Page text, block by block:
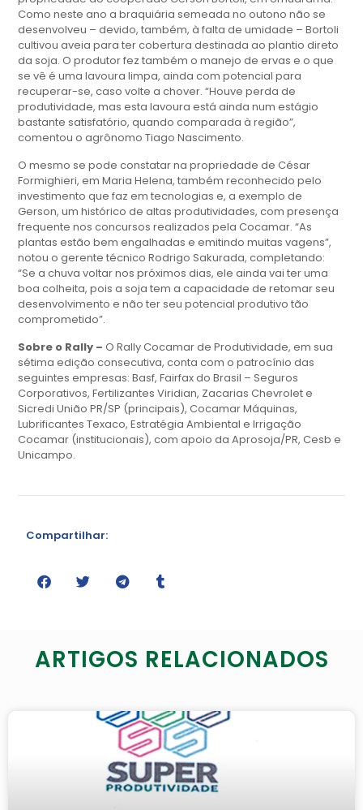
Como neste ano a braquiária semeada no outono não se
desenvolveu – devido, também, à falta de umidade – Bortoli
cultivou aveia para ter cobertura destinada ao plantio direto
da soja. O produtor fez também o manejo de ervas e o que
se vê é uma lavoura limpa, ainda com potencial para
recuperar-se, caso volte a chover. “Houve perda de
produtividade, mas esta lavoura está ainda num estágio
bastante satisfatório, quando comparada à região”,
comentou o agrônomo Tiago Nascimento.
O mesmo se pode constatar na propriedade de César
Formighieri, em Maria Helena, também reconhecido pelo
investimento que faz em tecnologias e, a exemplo de
Gerson, um histórico de altas produtividades, com presença
frequente nos concursos realizados pela Cocamar. “As
plantas estão bem engalhadas e emitindo muitas vagens”,
notou o gerente técnico Rodrigo Sakurada, completando:
“Se a chuva voltar nos próximos dias, ele ainda vai ter uma
boa colheita, pois a soja tem a capacidade de retomar seu
desenvolvimento e não ter seu potencial produtivo tão
comprometido”.
Sobre o Rally –O Rally Cocamar de Produtividade, em sua
sétima edição consecutiva, conta com o patrocínio das
seguintes empresas: Basf, Fairfax do Brasil – Seguros
Corporativos, Fertilizantes Viridian, Zacarias Chevrolet e
Sicredi União PR/SP (principais), Cocamar Máquinas,
Lubrificantes Texaco, Estratégia Ambiental e Irrigação
Cocamar (institucionais), com apoio da Aprosoja/PR, Cesb e
Unicampo.
Compartilhar:
ARTIGOS RELACIONADOS